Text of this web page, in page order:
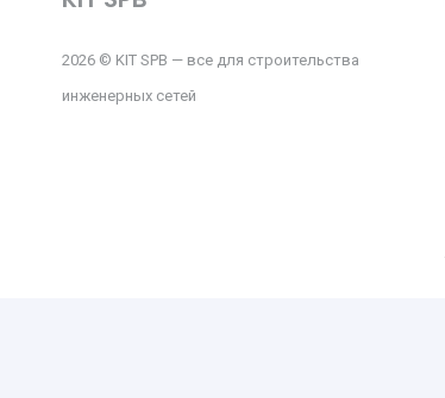
2026 © KIT SPB — все для строительства
инженерных сетей